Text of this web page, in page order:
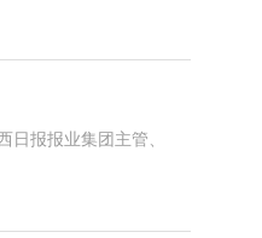
报报业集团主管、